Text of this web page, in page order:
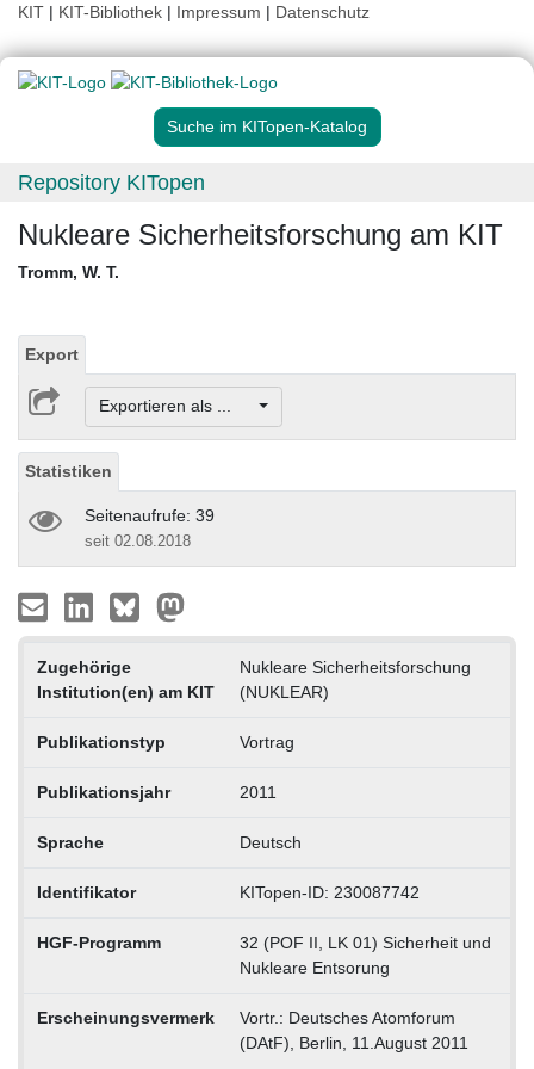
KIT | KIT-Bibliothek | Impressum | Datenschutz
Suche im KITopen-Katalog
Repository KITopen
Nukleare Sicherheitsforschung am KIT
Tromm, W. T.
Export
Exportieren als ...
Statistiken
Seitenaufrufe: 39
seit 02.08.2018
Zugehörige
Institution(en) am KIT
Nukleare Sicherheitsforschung
(NUKLEAR)
Publikationstyp Vortrag
Publikationsjahr 2011
Sprache Deutsch
Identifikator KITopen-ID: 230087742
HGF-Programm
32 (POF II, LK 01) Sicherheit und
Nukleare Entsorung
Erscheinungsvermerk
Vortr.: Deutsches Atomforum
(DAtF), Berlin, 11.August 2011